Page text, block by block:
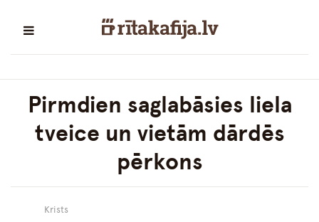
Pirmdien saglabāsies liela
tveice un vietām dārdēs
pērkons
Krists